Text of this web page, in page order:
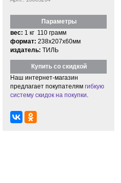
Параметры
вес: 1 кг 110 грамм
формат: 238x207x60мм
издатель: ТИЛЬ
Купить со скидкой
Наш интернет-магазин
предлагает покупателям гибкую
систему скидок на покупки